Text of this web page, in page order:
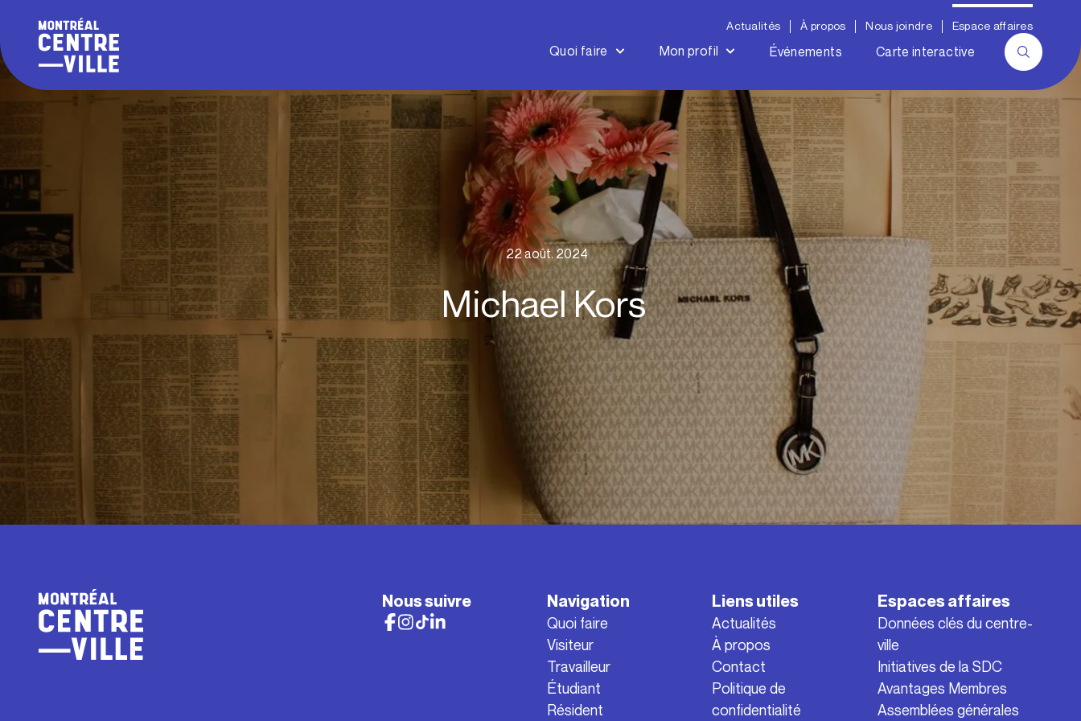
Actualités À propos Nous joindre Espace affaires
Quoi faire Mon profil Événements Carte interactive
22 août. 2024
Michael Kors
Nous suivre Navigation
Quoi faire
Visiteur
Travailleur
Étudiant
Résident
Liens utiles
Actualités
À propos
Contact
Politique de
confidentialité
Espaces affaires
Données clés du centre-
ville
Initiatives de la SDC
Avantages Membres
Assemblées générales